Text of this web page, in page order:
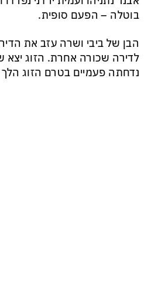
בוטלה – הפעם סופית.
הבן של ביבי ושרה עזב את
לדירה שכורה אחרת. הזוג יצא
נדחתה פעמיים בטרם הזוג